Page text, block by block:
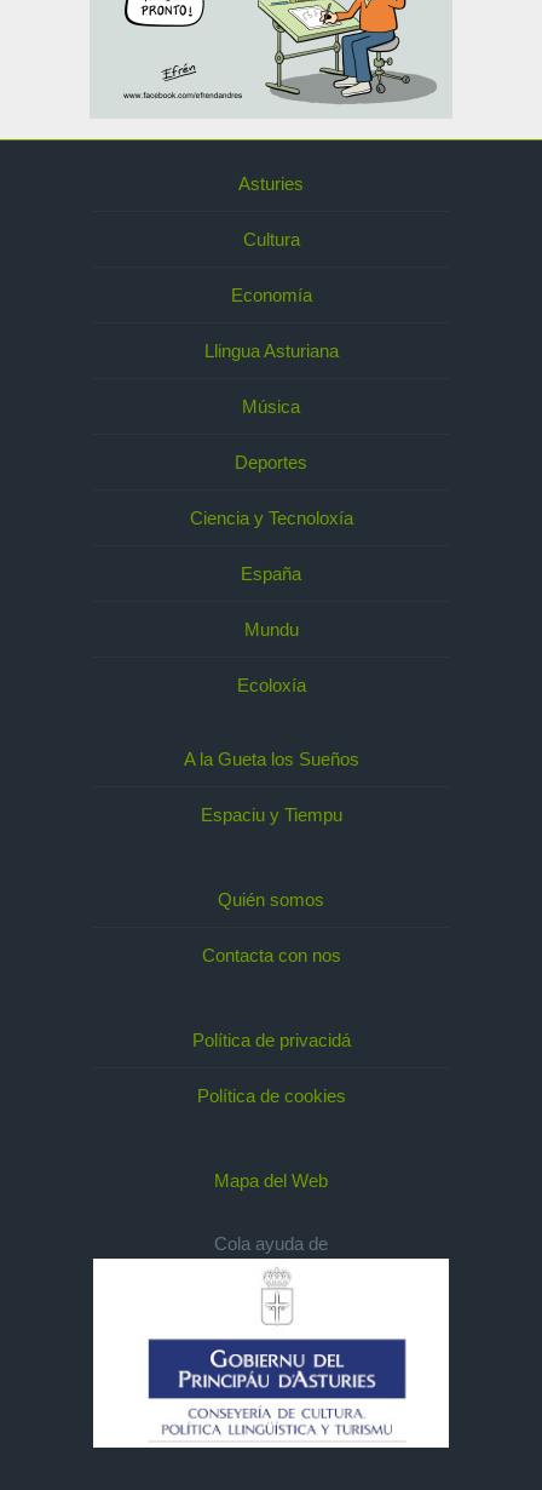
Asturies
Cultura
Economía
Llingua Asturiana
Música
Deportes
Ciencia y Tecnoloxía
España
Mundu
Ecoloxía
A la Gueta los Sueños
Espaciu y Tiempu
Quién somos
Contacta con nos
Política de privacidá
Política de cookies
Mapa del Web
Cola ayuda de